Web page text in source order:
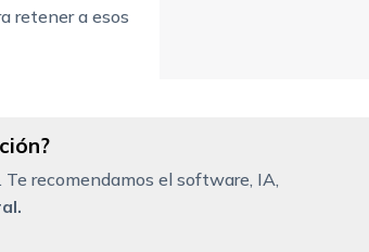
retener a esos
recomendamos el software, IA,